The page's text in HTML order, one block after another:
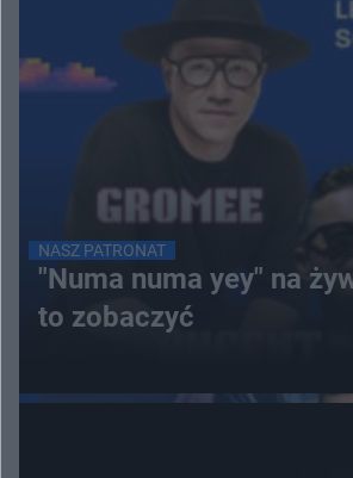
NASZ PATRONAT
"Numa numa yey" na
to zobaczyć